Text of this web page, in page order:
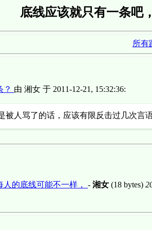
底线应该就只有一条吧
所有
？ 由 湘女 于 2011-12-21, 15:32:36:
人骂了的话，应该有限反击过几次言
的底线可能不一样， - 湘女 (18 bytes)